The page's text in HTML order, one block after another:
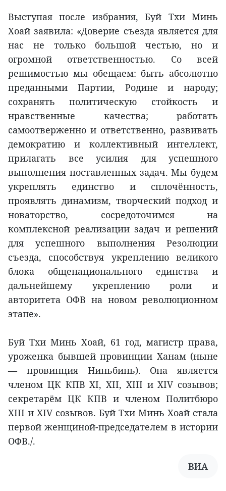
Выступая после избрания, Буй Тхи Минь
Хоай заявила: «Доверие съезда является для
нас не только большой честью, но и
огромной ответственностью. Со всей
решимостью мы обещаем: быть абсолютно
преданными Партии, Родине и народу;
сохранять политическую стойкость и
нравственные качества; работать
самоотверженно и ответственно, развивать
демократию и коллективный интеллект,
прилагать все усилия для успешного
выполнения поставленных задач. Мы будем
укреплять единство и сплочённость,
проявлять динамизм, творческий подход и
новаторство, сосредоточимся на
комплексной реализации задач и решений
для успешного выполнения Резолюции
съезда, способствуя укреплению великого
блока общенационального единства и
дальнейшему укреплению роли и
авторитета ОФВ на новом революционном
этапе».
Буй Тхи Минь Хоай, 61 год, магистр права,
уроженка бывшей провинции Ханам (ныне
— провинция Ниньбинь). Она является
членом ЦК КПВ XI, XII, XIII и XIV созывов;
секретарём ЦК КПВ и членом Политбюро
XIII и XIV созывов. Буй Тхи Минь Хоай стала
первой женщиной-председателем в истории
ОФВ./.
ВИА